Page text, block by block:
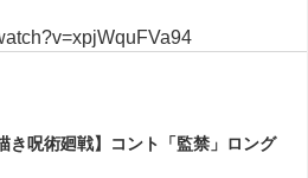
き呪術廻戦】コント「監禁」ロング